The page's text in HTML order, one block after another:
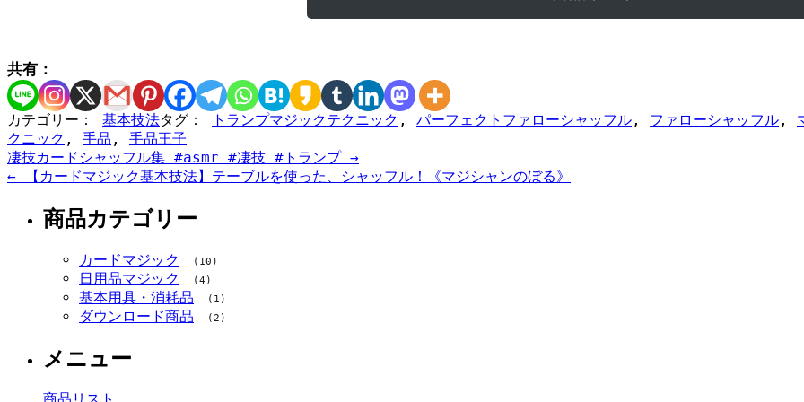
共有：
カテゴリー： 基本技法タグ： トランプマジックテクニック , パーフェクトファローシャッフル , ファローシャッフル ,
クニック , 手品 , 手品王子
Post
navigation
凄技カードシャッフル集 #asmr #凄技 #トランプ →
← 【カードマジック基本技法】テーブルを使った、シャッフル！《マジシャンのぼる》
商品カテゴリー
カードマジック (10)
日用品マジック (4)
基本用具・消耗品 (1)
ダウンロード商品 (2)
メニュー